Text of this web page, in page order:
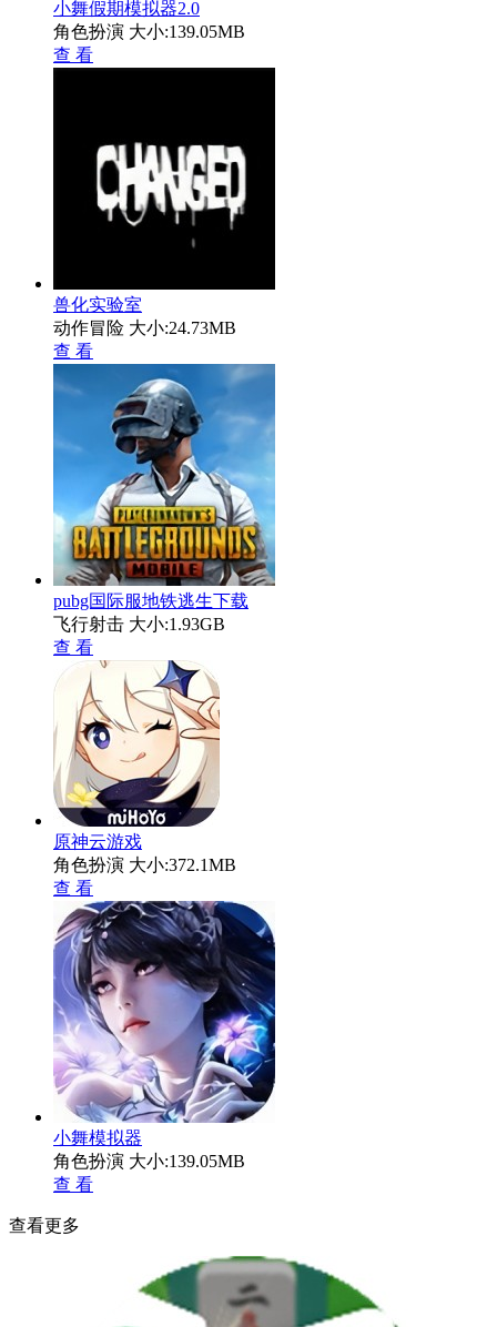
小舞假期模拟器2.0
角色扮演 大小:139.05MB
查 看
兽化实验室
动作冒险 大小:24.73MB
查 看
pubg国际服地铁逃生下载
飞行射击 大小:1.93GB
查 看
原神云游戏
角色扮演 大小:372.1MB
查 看
小舞模拟器
角色扮演 大小:139.05MB
查 看
查看更多